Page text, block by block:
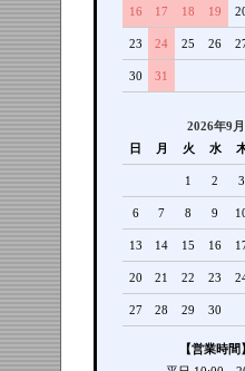
16 17 18 19
23 24 25 26
30 31
2026年9月
日
月 火 水
1 2 3
6 7 8 9
13 14 15 16
20 21 22 23
27 28 29 30
【営業時間】